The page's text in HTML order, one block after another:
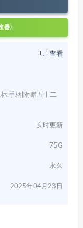
器)
查看
.手柄|附赠五十二
实时更新
75G
永久
2025年04月23日